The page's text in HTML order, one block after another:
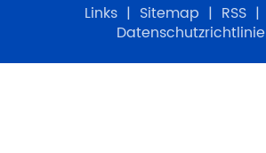
Links | Sitemap | RSS |
Datenschutzrichtlinie